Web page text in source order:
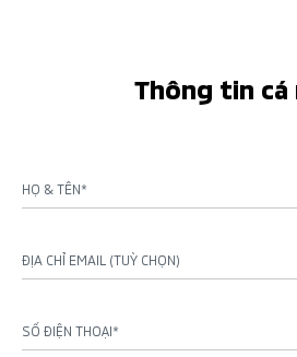
Thông tin cá
HỌ & TÊN*
ĐỊA CHỈ EMAIL (TUỲ CHỌN)
SỐ ĐIỆN THOẠI*